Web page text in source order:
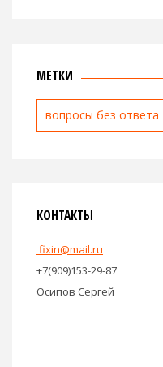
МЕТКИ
вопросы без ответа
КОНТАКТЫ
fixin@mail.ru
+7(909)153-29-87
Осипов Сергей